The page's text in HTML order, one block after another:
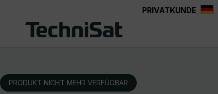
PRIVATKUNDE
PRODUKT NICHT MEHR VERFÜGBAR